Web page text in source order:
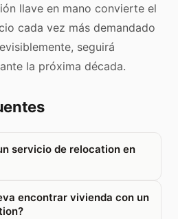
llave en mano convierte el
cada vez más demandado
seguirá
la próxima década.
servicio de relocation en
encontrar vivienda con un